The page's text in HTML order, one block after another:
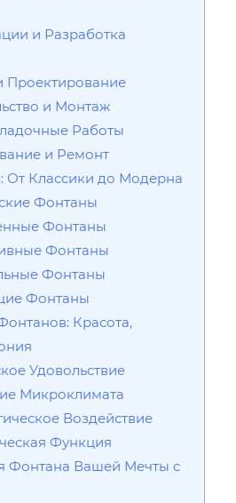
и Разработка
Проектирование
и Монтаж
Работы
и Ремонт
От Классики до Модерна
Фонтаны
Фонтаны
Фонтаны
Фонтаны
Фонтаны
Красота,
Удовольствие
Микроклимата
Воздействие
Функция
Фонтана Вашей Мечты с